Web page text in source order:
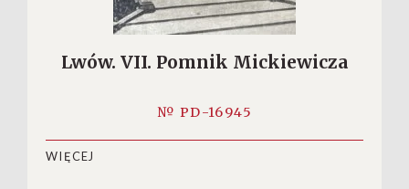
Lwów. VII. Pomnik Mickiewicza
№ PD-16945
WIĘCEJ